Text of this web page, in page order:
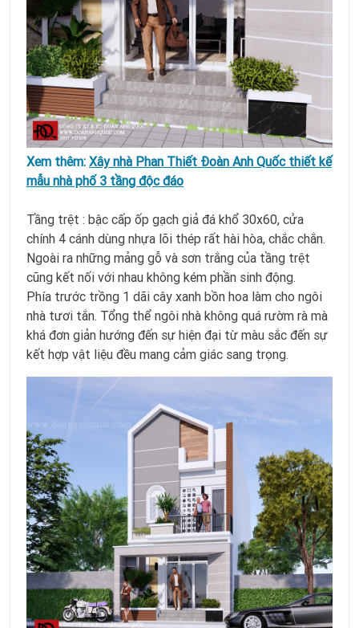
Xem thêm: Xây nhà Phan Thiết Đoàn Anh Quốc thiết kế
mẫu nhà phố 3 tầng độc đáo
Tầng trệt : bậc cấp ốp gạch giả đá khổ 30x60, cửa
chính 4 cánh dùng nhựa lõi thép rất hài hòa, chắc chắn.
Ngoài ra những mảng gỗ và sơn trắng của tầng trệt
cũng kết nối với nhau không kém phần sinh động.
Phía trước trồng 1 dãi cây xanh bồn hoa làm cho ngôi
nhà tươi tắn. Tổng thể ngôi nhà không quá rườm rà mà
khá đơn giản hướng đến sự hiện đại từ màu sắc đến sự
kết hợp vật liệu đều mang cảm giác sang trọng.